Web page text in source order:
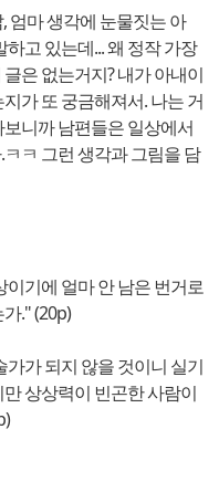
엄마 생각에 눈물짓는 아
고 있는데... 왜 정작 가장
은 없는거지? 내가 아내이
가 또 궁금해져서. 나는 거
니까 남편들은 일상에서
ㅋ 그런 생각과 그림을 담
기에 얼마 안 남은 번거로
." (20p)
가 되지 않을 것이니 실기
상상력이 빈곤한 사람이